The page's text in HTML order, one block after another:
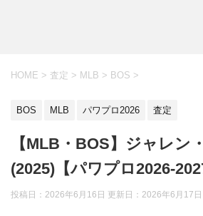
HOME > 査定 > MLB > BOS >
BOS MLB パワプロ2026 査定
【MLB・BOS】ジャレン
(2025)【パワプロ2026-
投稿日：2026年6月16日 更新日： 2026年6月17日